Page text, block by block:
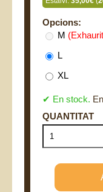
Opcions:
M
L
XL
✔ En stock.